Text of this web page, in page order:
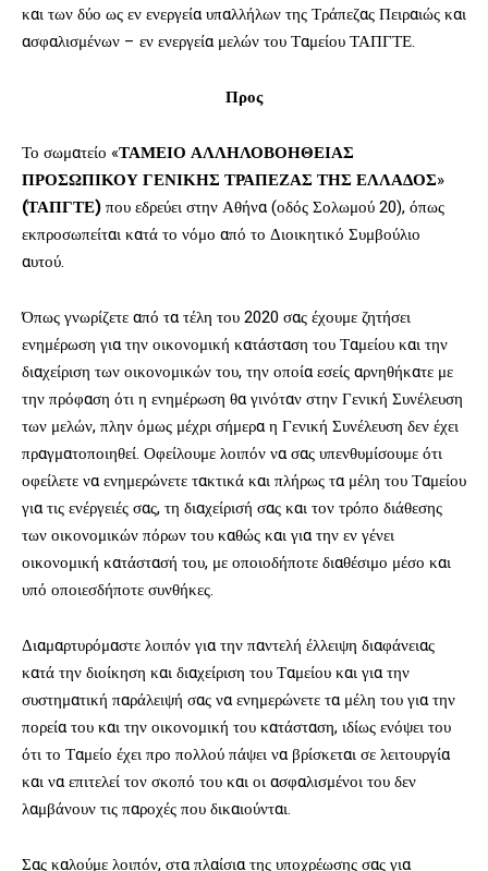
και των δύο ως εν ενεργεία υπαλλήλων της Τράπεζας Πειραιώς και
ασφαλισμένων – εν ενεργεία μελών του Ταμείου ΤΑΠΓΤΕ.
Προς
Το σωματείο «ΤΑΜΕΙΟ ΑΛΛΗΛΟΒΟΗΘΕΙΑΣ
ΠΡΟΣΩΠΙΚΟΥ ΓΕΝΙΚΗΣ ΤΡΑΠΕΖΑΣ ΤΗΣ ΕΛΛΑΔΟΣ»
(ΤΑΠΓΤΕ)που εδρεύει στην Αθήνα (οδός Σολωμού 20), όπως
εκπροσωπείται κατά το νόμο από το Διοικητικό Συμβούλιο
αυτού.
Όπως γνωρίζετε από τα τέλη του 2020 σας έχουμε ζητήσει
ενημέρωση για την οικονομική κατάσταση του Ταμείου και την
διαχείριση των οικονομικών του, την οποία εσείς αρνηθήκατε με
την πρόφαση ότι η ενημέρωση θα γινόταν στην Γενική Συνέλευση
των μελών, πλην όμως μέχρι σήμερα η Γενική Συνέλευση δεν έχει
πραγματοποιηθεί. Οφείλουμε λοιπόν να σας υπενθυμίσουμε ότι
οφείλετε να ενημερώνετε τακτικά και πλήρως τα μέλη του Ταμείου
για τις ενέργειές σας, τη διαχείρισή σας και τον τρόπο διάθεσης
των οικονομικών πόρων του καθώς και για την εν γένει
οικονομική κατάστασή του, με οποιοδήποτε διαθέσιμο μέσο και
υπό οποιεσδήποτε συνθήκες.
Διαμαρτυρόμαστε λοιπόν για την παντελή έλλειψη διαφάνειας
κατά την διοίκηση και διαχείριση του Ταμείου και για την
συστηματική παράλειψή σας να ενημερώνετε τα μέλη του για την
πορεία του και την οικονομική του κατάσταση, ιδίως ενόψει του
ότι το Ταμείο έχει προ πολλού πάψει να βρίσκεται σε λειτουργία
και να επιτελεί τον σκοπό του και οι ασφαλισμένοι του δεν
λαμβάνουν τις παροχές που δικαιούνται.
Σας καλούμε λοιπόν, στα πλαίσια της υποχρέωσης σας για